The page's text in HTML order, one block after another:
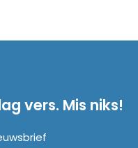
vers. Mis niks!